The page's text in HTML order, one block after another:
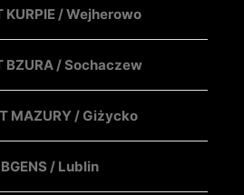
KURPIE / Wejherowo
BZURA / Sochaczew
MAZURY / Giżycko
/ Lublin